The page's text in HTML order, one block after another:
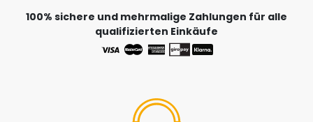
100% sichere und mehrmalige Zahlungen für alle
qualifizierten Einkäufe